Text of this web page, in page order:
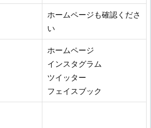
ホームページも確認くださ
い
ホームページ
インスタグラム
ツイッター
フェイスブック